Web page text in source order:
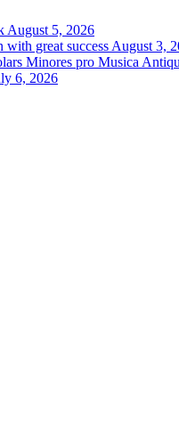
August 5, 2026
with great success August 3,
Minores pro Musica
6, 2026